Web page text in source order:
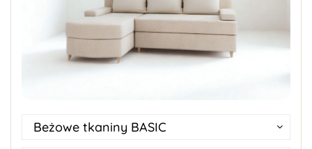
Beżowe tkaniny BASIC